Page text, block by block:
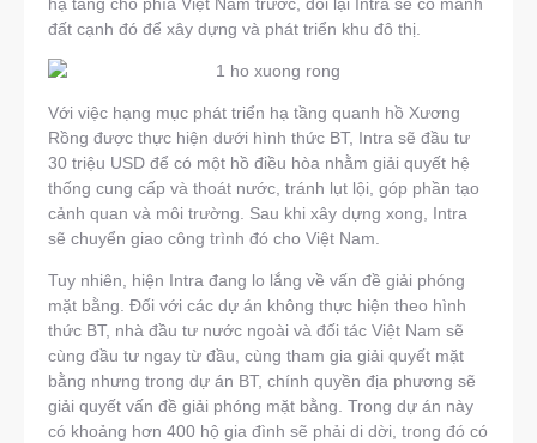
đất cạnh đó để xây dựng và phát triển khu đô thị.
Với việc hạng mục phát triển hạ tầng quanh hồ Xương
Rồng được thực hiện dưới hình thức BT, Intra sẽ đầu tư
30 triệu USD để có một hồ điều hòa nhằm giải quyết hệ
thống cung cấp và thoát nước, tránh lụt lội, góp phần tạo
cảnh quan và môi trường. Sau khi xây dựng xong, Intra
sẽ chuyển giao công trình đó cho Việt Nam.
Tuy nhiên, hiện Intra đang lo lắng về vấn đề giải phóng
mặt bằng. Đối với các dự án không thực hiện theo hình
thức BT, nhà đầu tư nước ngoài và đối tác Việt Nam sẽ
cùng đầu tư ngay từ đầu, cùng tham gia giải quyết mặt
bằng nhưng trong dự án BT, chính quyền địa phương sẽ
giải quyết vấn đề giải phóng mặt bằng. Trong dự án này
có khoảng hơn 400 hộ gia đình sẽ phải di dời, trong đó có